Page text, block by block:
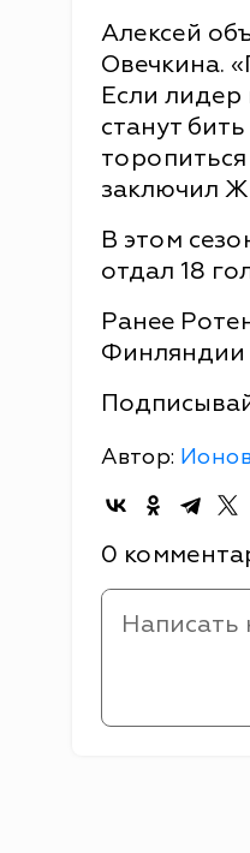
Алексей
Овечкина.
Если лидер
станут
заключил
В этом
отдал 18
Ранее
Автор:
0